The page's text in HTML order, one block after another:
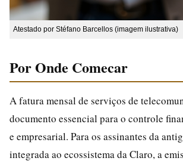
Atestado por Stéfano Barcellos (imagem ilustrativa)
Por Onde Comecar
A fatura mensal de serviços de
documento essencial para o controle
e empresarial. Para os assinantes da
integrada ao ecossistema da Claro, a